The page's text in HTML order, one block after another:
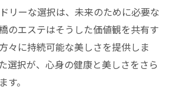
感じる贅沢なエステ時間
のためのスペシャルプラン
ご褒美として選ぶエステ
ステサロンでのVIP体験
リーな選択は、未来のために必要な
のエステはそうした価値観を共有す
々に持続可能な美しさを提供しま
選択が、心身の健康と美しさをさら
す。